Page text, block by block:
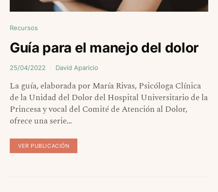
Recursos
Guía para el manejo del dolor
25/04/2022 David Aparicio
La guía, elaborada por María Rivas, Psicóloga Clínica
de la Unidad del Dolor del Hospital Universitario de la
Princesa y vocal del Comité de Atención al Dolor,
ofrece una serie…
VER PUBLICACIÓN